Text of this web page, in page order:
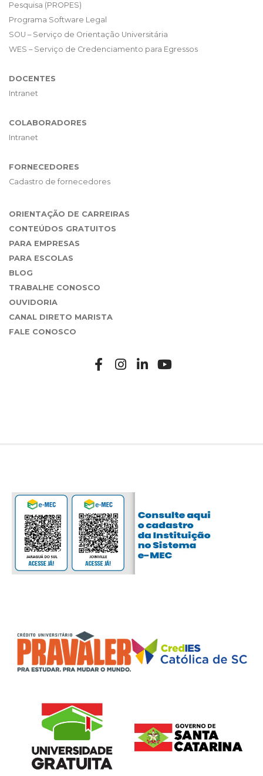
Pesquisa (PROPES)
Programa Software Legal
SOU – Serviço de Orientação Universitária
WES – Serviço de Credenciamento para Egressos
DOCENTES
Intranet
COLABORADORES
Intranet
FORNECEDORES
Cadastro de fornecedores
ORIENTAÇÃO DE CARREIRAS
CONTEÚDOS GRATUITOS
PARA EMPRESAS
PARA ESCOLAS
BLOG
TRABALHE CONOSCO
OUVIDORIA
CANAL DIRETO MARISTA
FALE CONOSCO